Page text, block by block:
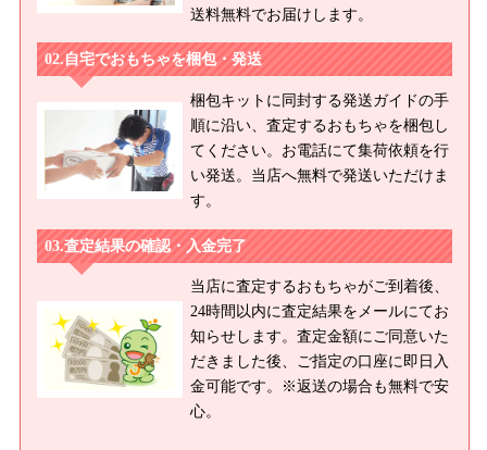
送料無料でお届けします。
自宅でおもちゃを梱包・発送
梱包キットに同封する発送ガイドの手
順に沿い、査定するおもちゃを梱包し
てください。お電話にて集荷依頼を行
い発送。当店へ無料で発送いただけま
す。
査定結果の確認・入金完了
当店に査定するおもちゃがご到着後、
24時間以内に査定結果をメールにてお
知らせします。査定金額にご同意いた
だきました後、ご指定の口座に即日入
金可能です。※返送の場合も無料で安
心。